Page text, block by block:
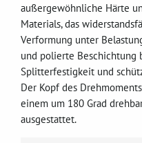
außergewöhnliche Härte
Materials, das
Verformung unter
und polierte Beschichtung
Splitterfestigkeit und
Der Kopf des
einem um 180 Grad
ausgestattet.